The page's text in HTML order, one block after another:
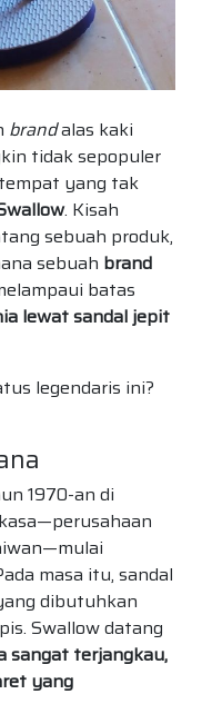
brandalas kaki
tidak sepopuler
yang tak
. Kisah
sebuah produk,
sebuah brand
batas
lewat sandal jepit
legendaris ini?
1970-an di
masa itu, sandal
dibutuhkan
Swallow datang
sangat terjangkau,
yang